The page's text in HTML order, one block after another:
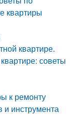
квартиры
квартире.
советы
к ремонту
и инструмента